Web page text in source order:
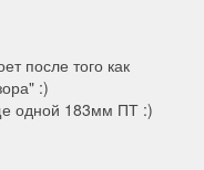
после того как
:)
одной 183мм ПТ :)